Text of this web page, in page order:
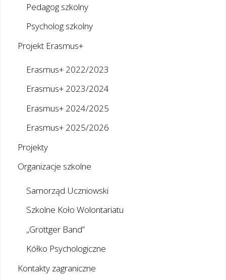
Pedagog szkolny
Psycholog szkolny
Projekt Erasmus+
Erasmus+ 2022/2023
Erasmus+ 2023/2024
Erasmus+ 2024/2025
Erasmus+ 2025/2026
Projekty
Organizacje szkolne
Samorząd Uczniowski
Szkolne Koło Wolontariatu
„Grottger Band”
Kółko Psychologiczne
Kontakty zagraniczne